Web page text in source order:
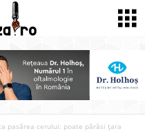
pasărea cerului: poate părăsi țara